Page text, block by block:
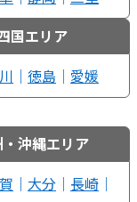
国エリア
｜ 徳島 ｜ 愛媛
沖縄エリア
｜ 大分 ｜ 長崎 ｜